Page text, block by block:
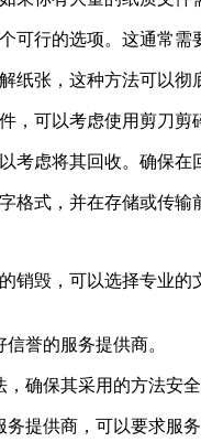
可行的选项。这通常
纸张，这种方法可以
，可以考虑使用剪刀剪
考虑将其回收。确保在
格式，并在存储或传
销毁，可以选择专业
誉的服务提供商。
确保其采用的方法安全
提供商，可以要求服